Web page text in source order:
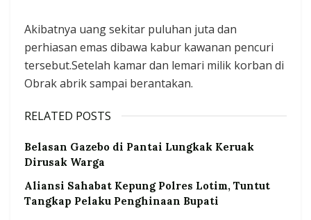
Akibatnya uang sekitar puluhan juta dan
perhiasan emas dibawa kabur kawanan pencuri
tersebut.Setelah kamar dan lemari milik korban di
Obrak abrik sampai berantakan.
RELATED POSTS
Belasan Gazebo di Pantai Lungkak Keruak
Dirusak Warga
Aliansi Sahabat Kepung Polres Lotim, Tuntut
Tangkap Pelaku Penghinaan Bupati